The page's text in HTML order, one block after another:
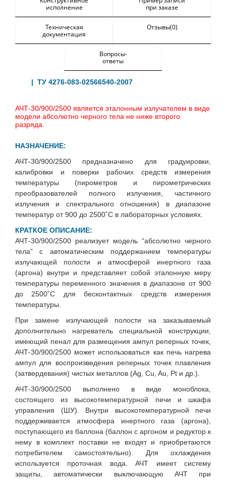
исполнение
при заказе
Техническая
документация
Отзывы(0)
Вопросы-
ответы
| ТУ 4276-083-02566540-2007
АЧТ-30/900/2500 является эталонным излучателем в виде
модели абсолютно черного тела не ниже второго
разряда.
НАЗНАЧЕНИЕ:
АЧТ-30/900/2500 предназначено для градуировки,
калибровки и поверки рабочих средств измерения
температуры (пирометров и пирометрических
преобразователей полного излучения, частичного
излучения и спектрального отношения) в диапазоне
температур от 900 до 2500˚С в лабораторных условиях.
КРАТКОЕ ОПИСАНИЕ:
АЧТ-30/900/2500 реализует модель “абсолютно черного
тела” с автоматическим поддержанием температуры
излучающей полости и атмосферой инертного газа
(аргона) внутри и представляет собой эталонную меру
температуры переменного значения в диапазоне от 900
до 2500˚С для бесконтактных средств измерения
температуры.
При замене излучающей полости на заказываемый
дополнительно нагреватель специальной конструкции,
имеющий пенал для размещения ампул реперных точек,
АЧТ-30/900/2500 может использоваться как печь нагрева
ампул для воспроизведения реперных точек плавления
(затвердевания) чистых металлов (Ag, Cu, Au, Pt и др.).
АЧТ-30/900/2500 выполнено в виде моноблока,
состоящего из высокотемпературной печи и шкафа
управления (ШУ). Внутри высокотемпературной печи
поддерживается атмосфера инертного газа (аргона),
поступающего из баллона (баллон с аргоном и редуктор к
нему в комплект поставки не входят и приобретаются
потребителем самостоятельно). Для охлаждения
используется проточная вода. АЧТ имеет систему
защиты, автоматически выключающую АЧТ при